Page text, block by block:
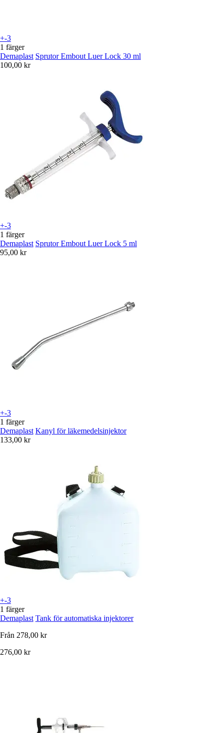
+-3
1 färger
Demaplast Sprutor Embout Luer Lock 30 ml
100,00 kr
+-3
1 färger
Demaplast Sprutor Embout Luer Lock 5 ml
95,00 kr
+-3
1 färger
Demaplast Kanyl för läkemedelsinjektor
133,00 kr
+-3
1 färger
Demaplast Tank för automatiska injektorer
Från 278,00 kr
276,00 kr